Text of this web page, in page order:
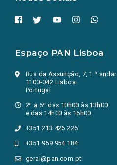
Espaço PAN Lisboa
Rua da Assunção, 7, 1.º andar
1100-042 Lisboa
Portugal
2ª a 6ª das 10h00 às 13h00
e das 14h00 às 16h00
+351 213 426 226
+351 969 954 184
geral@pan.com.pt